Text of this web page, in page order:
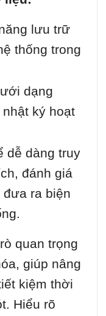
lưu trữ
thống trong
dạng
ký hoạt
dễ dàng truy
đánh giá
đưa ra biện
quan trọng
giúp nâng
kiệm thời
Hiểu rõ